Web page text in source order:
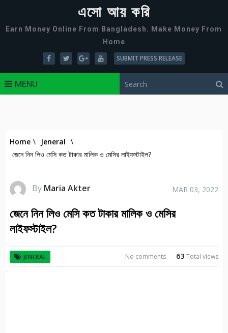
এসো আয় করি
Earn Money Online From Bangladesh. Make Money From
Home
SUBMIT PRESS RELEASE
MENU
Home \ Jeneral \
জেনে নিন লিও মেসি কত টাকার মালিক ও মেসির লাইফস্টাইল?
By Maria Akter MAR 03, 2022
জেনে নিন লিও মেসি কত টাকার মালিক ও মেসির
লাইফস্টাইল?
JENERAL 63Total views
No comments